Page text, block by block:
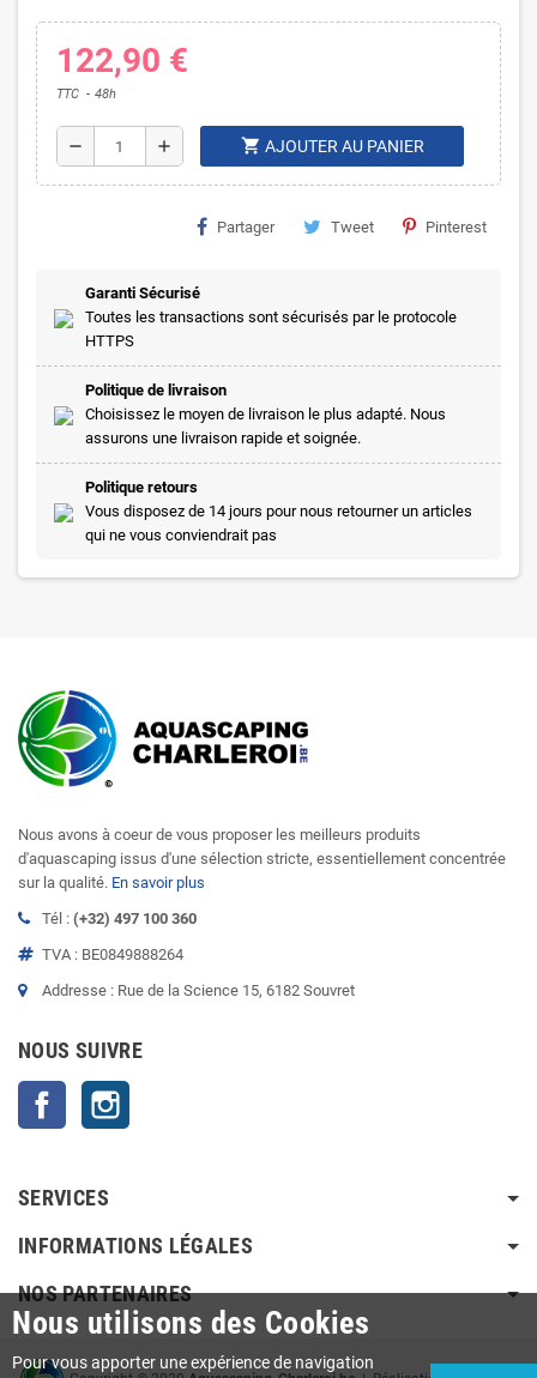
122,90 €
TTC 48h
remove add shopping_cart AJOUTER AU PANIER
Partager Tweet Pinterest
Garanti Sécurisé
Toutes les transactions sont sécurisés par le protocole
HTTPS
Politique de livraison
Choisissez le moyen de livraison le plus adapté. Nous
assurons une livraison rapide et soignée.
Politique retours
Vous disposez de 14 jours pour nous retourner un articles
qui ne vous conviendrait pas
Nous avons à coeur de vous proposer les meilleurs produits
d'aquascaping issus d'une sélection stricte, essentiellement concentrée
sur la qualité. En savoir plus
Tél : (+32) 497 100 360
TVA : BE0849888264
Addresse : Rue de la Science 15, 6182 Souvret
NOUS SUIVRE
Facebook
SERVICES
INFORMATIONS LÉGALES
NOS PARTENAIRES
Nous utilisons des Cookies
Pour vous apporter une expérience de navigation